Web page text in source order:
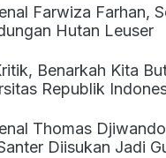
Farwiza Farhan,
Hutan Leuser
Benarkah Kita
Republik
Thomas
Diisukan Jadi